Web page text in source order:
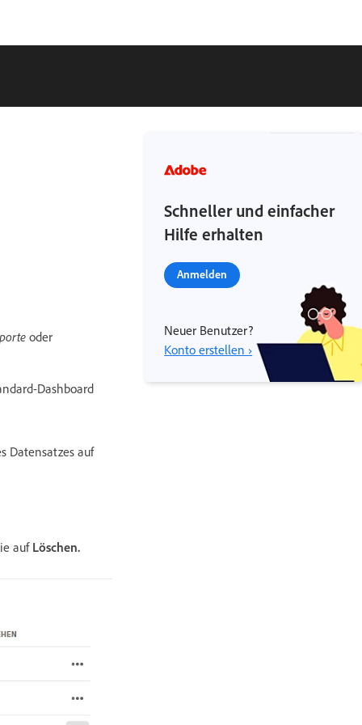
oder
Dashboard
Datensatzes auf
auf Löschen.
Schneller und einfacher
Hilfe erhalten
Anmelden
Neuer Benutzer?
Konto erstellen ›